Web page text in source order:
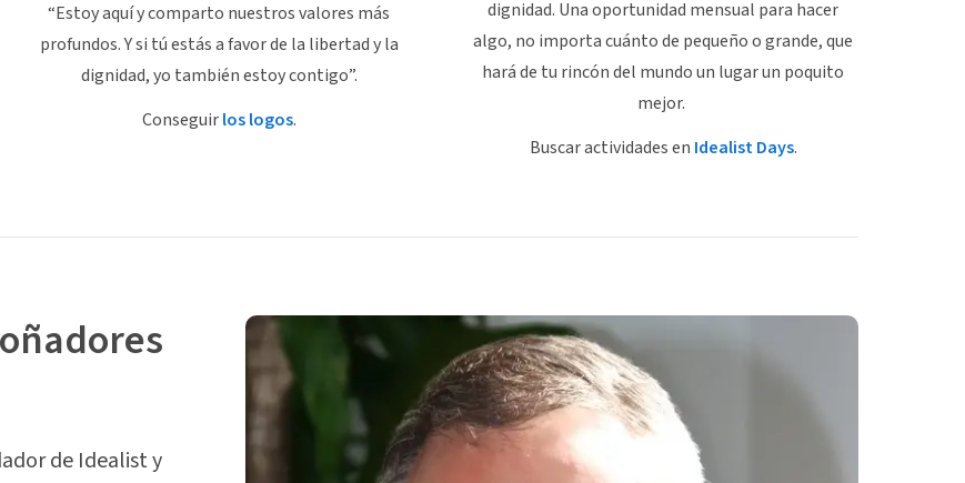
“Estoy aquí y comparto nuestros valores más
profundos. Y si tú estás a favor de la libertad y la
dignidad, yo también estoy contigo”.
Conseguirlos logos.
dignidad. Una oportunidad mensual para hacer
algo, no importa cuánto de pequeño o grande, que
hará de tu rincón del mundo un lugar un poquito
mejor.
Buscar actividades en Idealist Days.
de Idealist y